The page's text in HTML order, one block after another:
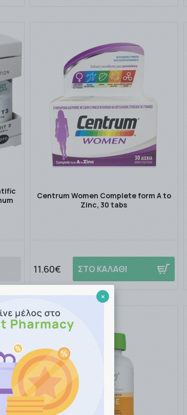
Centrum Women Complete form A to
Zinc, 30 tabs
11.60€ ΣΤΟ ΚΑΛΑΘΙ
×